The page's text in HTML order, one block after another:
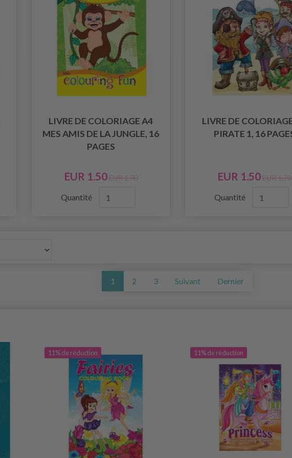
LIVRE DE COLORIAGE A4
MES AMIS DE LA JUNGLE, 16
PAGES
EUR 1.50 EUR 1.70
Quantité
LIVRE DE
PIRATE 1, 16
EUR 1.50 EUR 1.70
Quantité
1 2 3 Suivant Dernier
11% de réduction 11% de réduction